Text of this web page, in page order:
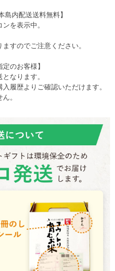
島内配送送料無料】
を表示中。
すのでご注意ください。
のお客様】
なります。
履歴よりご確認いただけます。
。